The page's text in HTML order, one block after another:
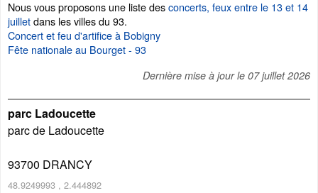
Nous vous proposons une liste desconcerts, feux entre le 13 et 14
juilletdans les villes du 93.
Concert et feu d'artifice à Bobigny
Fête nationale au Bourget - 93
Dernière mise à jour le 07 juillet 2026
parc Ladoucette
parc de Ladoucette
93700 DRANCY
48.9249993 , 2.444892